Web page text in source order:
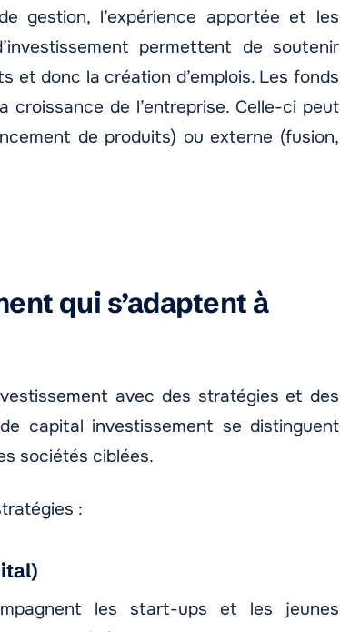
gestion, l’expérience apportée et les
permettent de soutenir
et donc la création d’emplois. Les fonds
de l’entreprise. Celle-ci peut
de produits) ou externe (fusion,
qui s’adaptent à
avec des stratégies et des
capital investissement se distinguent
sociétés ciblées.
:
les start-ups et les jeunes